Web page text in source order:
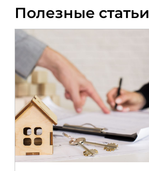
Полезные статьи